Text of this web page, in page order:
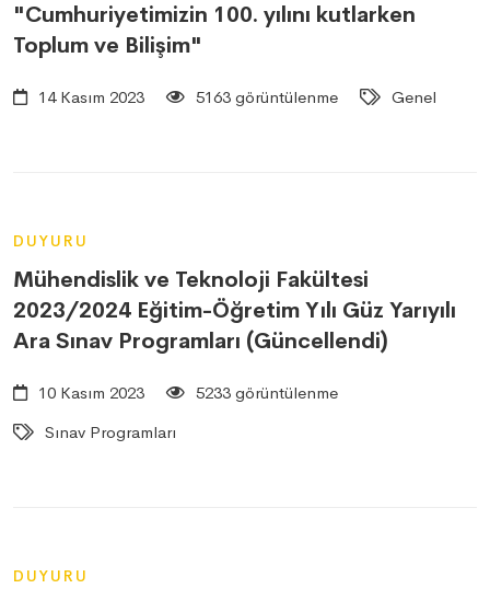
"Cumhuriyetimizin 100. yılını kutlarken
Toplum ve Bilişim"
14 Kasım 2023 5163 görüntülenme Genel
DUYURU
Mühendislik ve Teknoloji Fakültesi
2023/2024 Eğitim-Öğretim Yılı Güz Yarıyılı
Ara Sınav Programları (Güncellendi)
10 Kasım 2023
5233 görüntülenme
Sınav Programları
DUYURU